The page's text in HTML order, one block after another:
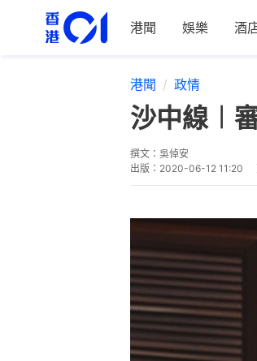
港聞 娛樂 酒
港聞 政情
沙中線︱
撰文： 吳倬安
出版： 2020-06-12 11:20